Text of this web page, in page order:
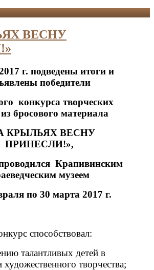
ВЕСНУ
г. подведены итоги и
победители
конкурса творческих
бросового материала
КРЫЛЬЯХ ВЕСНУ
ПРИНЕСЛИ!»,
Крапивинским
музеем
по 30 марта 2017 г.
способствовал:
талантливых детей в
художественного творчества;